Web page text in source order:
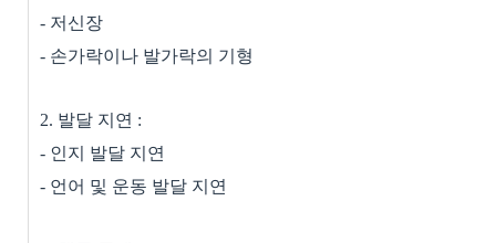
- 저신장
- 손가락이나 발가락의 기형
2. 발달 지연 :
- 인지 발달 지연
- 언어 및 운동 발달 지연